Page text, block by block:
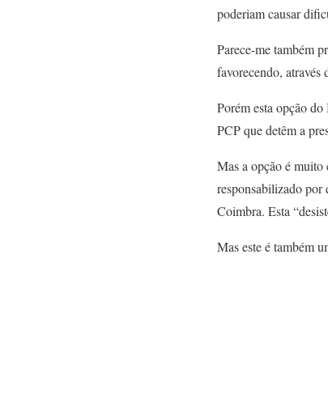
poderiam causar
Parece-me também
favorecendo, através
Porém esta opção
PCP que detêm a
Mas a opção é
responsabilizado por
Coimbra. Esta
Mas este é também